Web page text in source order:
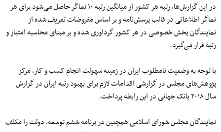
در این گزارش‌ها، رتبه هر کشور از میانگین رتبه۱۰نماگرحاصل می‌شود برای هر
نماگراطلاعاتی در قالب پرسش‌نامه و بر اساسمفروضاتتعریفشدهاز
نمایندگان بخش خصوصی در هر کشور گرداوری شده و بر مبنای محاسبه امتیاز و
رتبه قرار می‌گیرد.
با توجه به وضعیت نامطلوب ایراندرزمینهسهولت انجامکسبوکار، مرکز
پژوهش‌های مجلس در گزارشی اقدامات لازم برای بهبود رتبه ایران در گزارش
سال۲۰۱۸بانک جهانی در این رابطه پرداخت.
نمایندگان مجلس شورای اسلامی همچنین در برنامهششمتوسعه، دولت را مکلف